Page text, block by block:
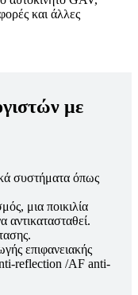
και άλλες
με
συστήματα όπως
μια ποικιλία
αντικατασταθεί.
επιφανειακής
reflection /AF anti-